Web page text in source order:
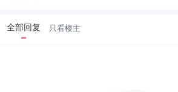
全部回复 只看楼主